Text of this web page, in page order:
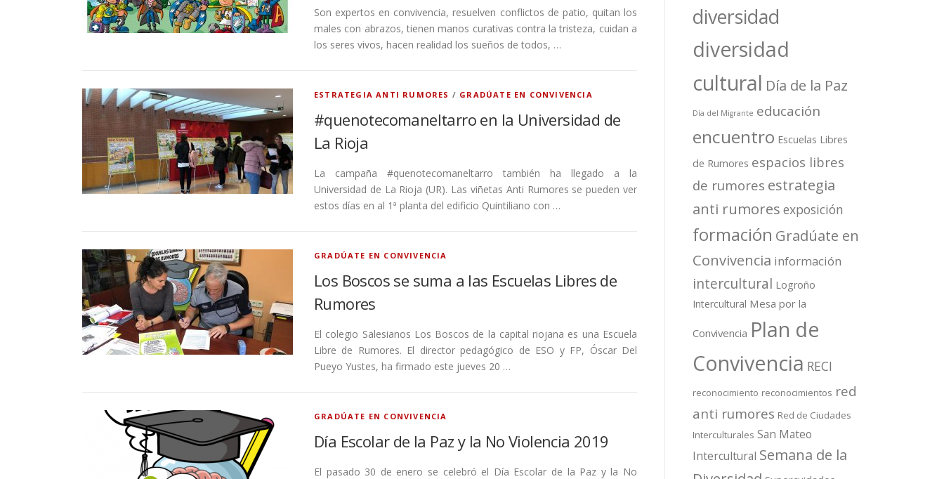
Son expertos en convivencia, resuelven conflictos de patio, quitan los
males con abrazos, tienen manos curativas contra la tristeza, cuidan a
los seres vivos, hacen realidad los sueños de todos, …
ESTRATEGIA ANTI RUMORES / GRADÚATE EN CONVIVENCIA
#quenotecomaneltarro en la Universidad de
La Rioja
La campaña #quenotecomaneltarro también ha llegado a la
Universidad de La Rioja (UR). Las viñetas Anti Rumores se pueden ver
estos días en al 1ª planta del edificio Quintiliano con …
GRADÚATE EN CONVIVENCIA
Los Boscos se suma a las Escuelas Libres de
Rumores
El colegio Salesianos Los Boscos de la capital riojana es una Escuela
Libre de Rumores. El director pedagógico de ESO y FP, Óscar Del
Pueyo Yustes, ha firmado este jueves 20 …
GRADÚATE EN CONVIVENCIA
Día Escolar de la Paz y la No Violencia 2019
El pasado 30 de enero se celebró el Día Escolar de la Paz y la No
diversidad
diversidad
cultural Día de la Paz
Día del Migrante educación
encuentro Escuelas Libres
de Rumores espacios libres
de rumores estrategia
anti rumores exposición
formación Gradúate en
Convivencia información
intercultural Logroño
Intercultural Mesa por la
Convivencia Plan de
Convivencia RECI
reconocimiento reconocimientos red
anti rumores Red de Ciudades
Interculturales San Mateo
Intercultural Semana de la